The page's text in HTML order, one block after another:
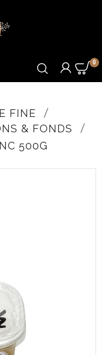
0
FINE
& FONDS
500G